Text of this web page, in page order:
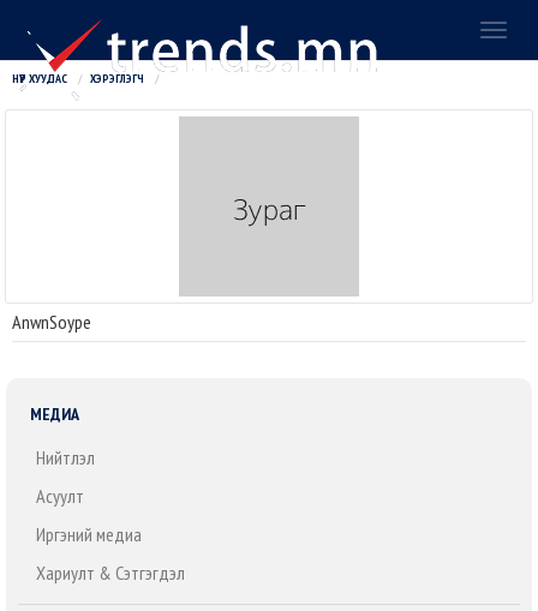
НҮҮР ХУУДАС ХЭРЭГЛЭГЧ
AnwnSoype
МЕДИА
Нийтлэл
Асуулт
Иргэний медиа
Хариулт & Сэтгэгдэл